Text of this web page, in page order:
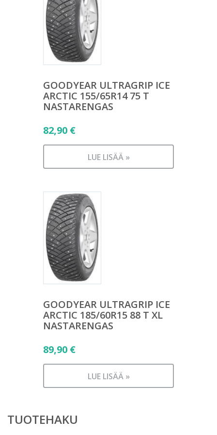
GOODYEAR ULTRAGRIP ICE
ARCTIC 155/65R14 75 T
NASTARENGAS
82,90 €
LUE LISÄÄ »
GOODYEAR ULTRAGRIP ICE
ARCTIC 185/60R15 88 T XL
NASTARENGAS
89,90 €
LUE LISÄÄ »
TUOTEHAKU